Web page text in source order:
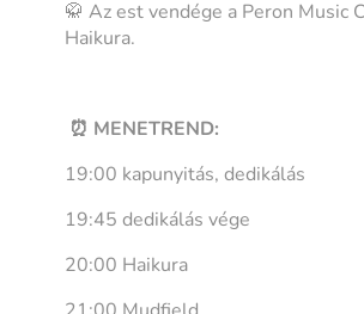
🥋 Az est vendége a Peron Music
Haikura.
⏰ MENETREND:
19:00 kapunyitás, dedikálás
19:45 dedikálás vége
20:00 Haikura